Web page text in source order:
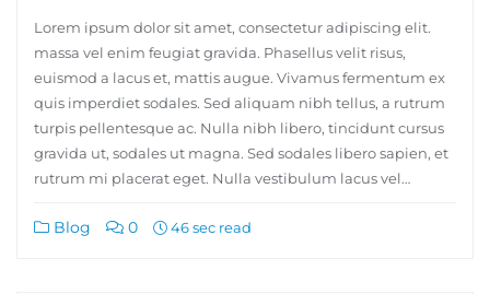
Lorem ipsum dolor sit amet, consectetur adipiscing elit.
massa vel enim feugiat gravida. Phasellus velit risus,
euismod a lacus et, mattis augue. Vivamus fermentum ex
quis imperdiet sodales. Sed aliquam nibh tellus, a rutrum
turpis pellentesque ac. Nulla nibh libero, tincidunt cursus
gravida ut, sodales ut magna. Sed sodales libero sapien, et
rutrum mi placerat eget. Nulla vestibulum lacus vel…
Blog 0 46 sec read